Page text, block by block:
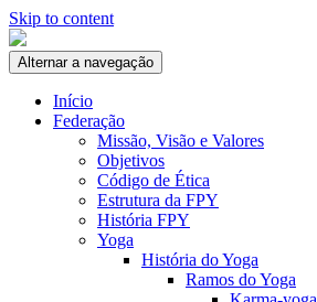
Skip to content
Alternar a navegação
Início
Federação
Missão, Visão e Valores
Objetivos
Código de Ética
Estrutura da FPY
História FPY
Yoga
História do Yoga
Ramos do Yoga